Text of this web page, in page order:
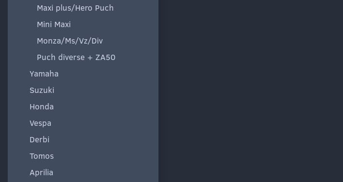
Maxi plus/Hero Puch
Mini Maxi
Monza/Ms/Vz/Div
Puch diverse + ZA50
Yamaha
Suzuki
Honda
Vespa
Derbi
Tomos
Aprilia